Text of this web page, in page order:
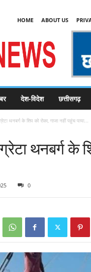
HOME ABOUT US
देश-विदेश छत्तीसगढ़
थनबर्ग के शिप को रोका, गाजा नहीं पहुंच पाया...
थनबर्ग के
0